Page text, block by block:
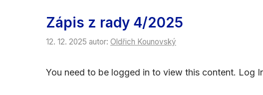
Zápis z rady 4/2025
12. 12. 2025 autor: Oldřich Kounovský
You need to be logged in to view this content. Log